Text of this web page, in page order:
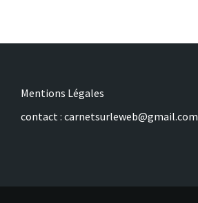
e
Mentions Légales
contact : carnetsurleweb@gmail.com